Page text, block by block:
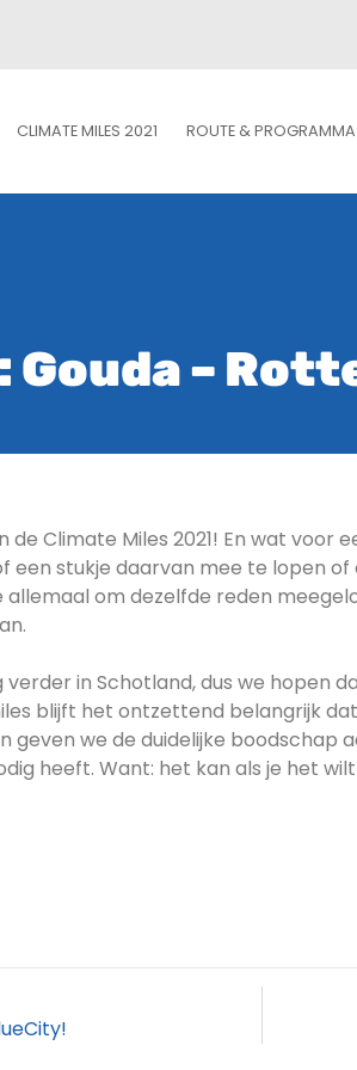
CLIMATE MILES 2021 ROUTE & PROGRAMMA
Gouda –
Climate Miles 2021! En wat voor
stukje daarvan mee te lopen of
om dezelfde reden
in Schotland, dus we hopen
blijft het ontzettend belangrijk
geven we de duidelijke boodschap
heeft. Want: het kan als je het